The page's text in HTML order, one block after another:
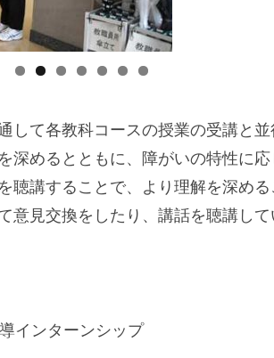
して各教科コースの授業の受講と
めるとともに、障がいの特性に
講することで、より理解を深める
見交換をしたり、講話を聴講し
インターンシップ